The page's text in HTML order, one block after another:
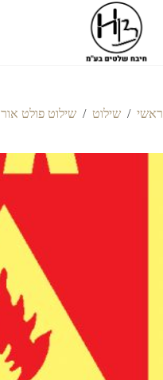
ראשי / שילוט / שילוט פולט אור